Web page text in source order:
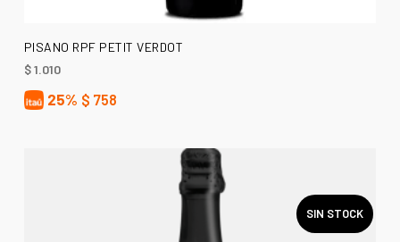
AÑADIR AL CARRITO
PISANO RPF PETIT VERDOT
$1.010
25% $ 758
SIN STOCK